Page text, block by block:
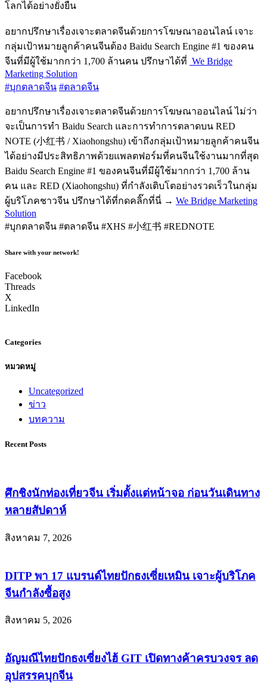
โลกได้อย่างยั่งยืน
อยากปรึกษาเรื่องเจาะตลาดจีนด้วยการโฆษณาออนไลน์ เจาะ
กลุ่มเป้าหมายลูกค้าคนจีนต้อง Baidu Search Engine #1 ของคน
จีนที่มีผู้ใช้มากกว่า 1,700 ล้านคน ปรึกษาได้ที่ We Bridge
Marketing Solution
#บุกตลาดจีน #ตลาดจีน
อยากปรึกษาเรื่องเจาะตลาดจีนด้วยการโฆษณาออนไลน์ ไม่ว่า
จะเป็นการทำ Baidu Search และการทำการตลาดบน RED
NOTE (小红书 / Xiaohongshu) เข้าถึงกลุ่มเป้าหมายลูกค้าคนจีน
ได้อย่างมีประสิทธิภาพด้วยแพลตฟอร์มที่คนจีนใช้งานมากที่สุด
Baidu Search Engine #1 ของคนจีนที่มีผู้ใช้มากกว่า 1,700 ล้าน
คน และ RED (Xiaohongshu) ที่กำลังเติบโตอย่างรวดเร็วในกลุ่ม
ผู้บริโภคชาวจีน ปรึกษาได้ที่กดคลิ๊กที่นี่ → We Bridge Marketing
Solution
#บุกตลาดจีน #ตลาดจีน #XHS #小红书 #REDNOTE
Share with your network!
Facebook
Threads
X
LinkedIn
Categories
หมวดหมู่
Uncategorized
ข่าว
บทความ
Recent Posts
ศึกชิงนักท่องเที่ยวจีน เริ่มตั้งแต่หน้าจอ ก่อนวันเดินทาง
หลายสัปดาห์
สิงหาคม 7, 2026
DITP พา 17 แบรนด์ไทยปักธงเซี่ยเหมิน เจาะผู้บริโภค
จีนกำลังซื้อสูง
สิงหาคม 5, 2026
อัญมณีไทยปักธงเซี่ยงไฮ้ GIT เปิดทางค้าครบวงจร ลด
อุปสรรคบุกจีน